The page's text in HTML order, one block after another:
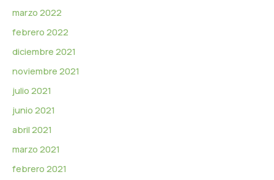
marzo 2022
febrero 2022
diciembre 2021
noviembre 2021
julio 2021
junio 2021
abril 2021
marzo 2021
febrero 2021